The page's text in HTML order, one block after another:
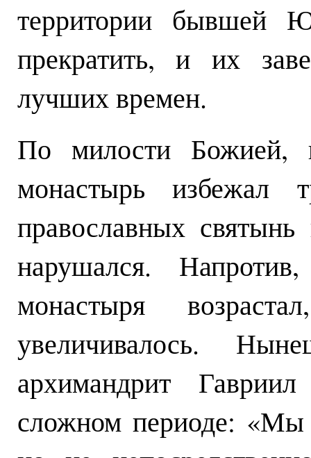
территории бывшей
прекратить, и их
лучших времен.
По милости Божией,
монастырь избежал
православных
нарушался.
монастыря
увеличивалось.
архимандрит
сложном периоде: